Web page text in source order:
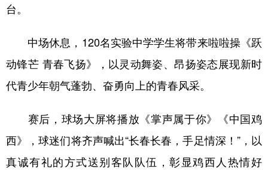
台。
中场休息，120名实验中学学生将带来啦啦操《跃
动锋芒 青春飞扬》，以灵动舞姿、昂扬姿态展现新时
代青少年朝气蓬勃、奋勇向上的青春风采。
赛后，球场大屏将播放《掌声属于你》《中国鸡
西》，球迷们将齐声喊出“长春长春，手足情深！”，以
真诚有礼的方式送别客队队伍，彰显鸡西人热情好